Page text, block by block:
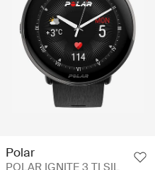
Polar